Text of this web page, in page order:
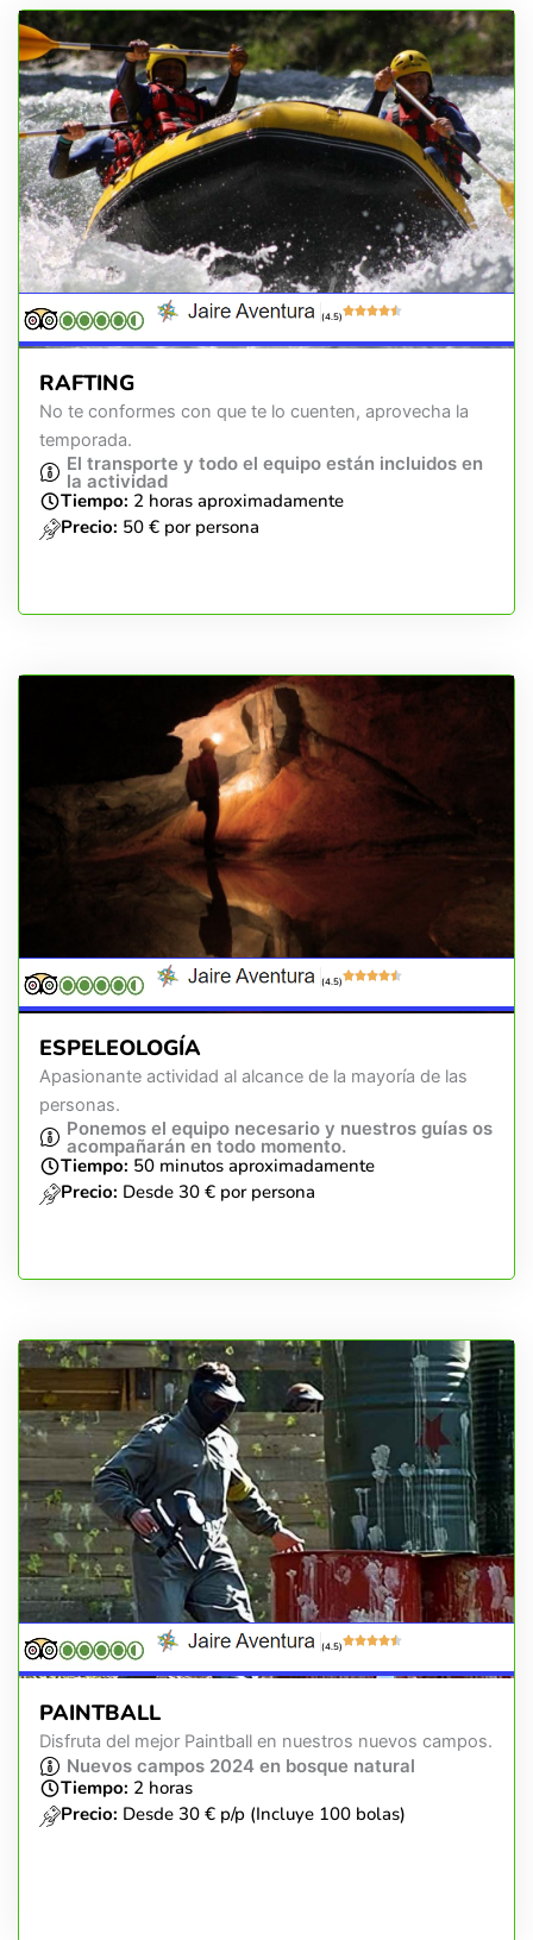
(4.5)
RAFTING
No te conformes con que te lo cuenten, aprovecha la
temporada.
El transporte y todo el equipo están incluidos en
la actividad
Tiempo: 2 horas aproximadamente
Precio: 50 € por persona
(4.5)
ESPELEOLOGÍA
Apasionante actividad al alcance de la mayoría de las
personas.
Ponemos el equipo necesario y nuestros guías os
acompañarán en todo momento.
Tiempo: 50 minutos aproximadamente
Precio: Desde 30 € por persona
(4.5)
PAINTBALL
Disfruta del mejor Paintball en nuestros nuevos campos.
Nuevos campos 2024 en bosque natural
Tiempo: 2 horas
Precio: Desde 30 € p/p (Incluye 100 bolas)